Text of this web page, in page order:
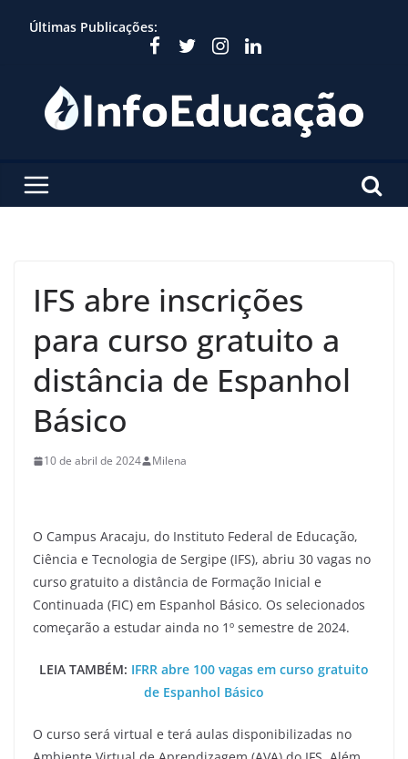
Últimas Publicações:
IFS abre inscrições
para curso gratuito a
distância de Espanhol
Básico
10 de abril de 2024 Milena
O Campus Aracaju, do Instituto Federal de Educação,
Ciência e Tecnologia de Sergipe (IFS), abriu 30 vagas no
curso gratuito a distância de Formação Inicial e
Continuada (FIC) em Espanhol Básico. Os selecionados
começarão a estudar ainda no 1º semestre de 2024.
LEIA TAMBÉM: IFRR abre 100 vagas em curso gratuito
de Espanhol Básico
O curso será virtual e terá aulas disponibilizadas no